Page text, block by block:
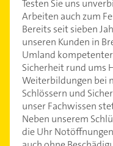
Testen Sie uns
Arbeiten auch zum
Bereits seit sieben
unseren Kunden in
Umland
Sicherheit rund ums
Weiterbildungen bei
Schlössern und
unser Fachwissen
Neben unserem
die Uhr